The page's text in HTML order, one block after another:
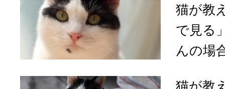
猫が教
で見る
んの場
猫が教